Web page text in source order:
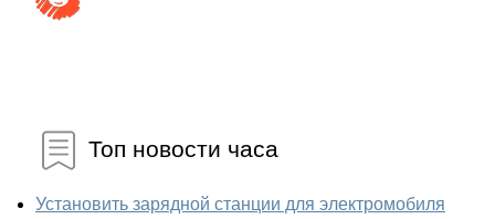
Топ новости часа
Установить зарядной станции для электромобиля